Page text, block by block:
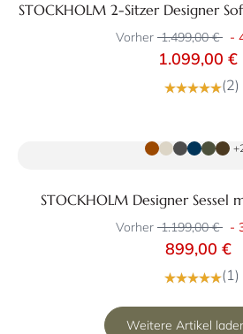
STOCKHOLM 2-Sitzer Designer
Vorher 1.499,00 € -
1.099,00 €
(2)
STOCKHOLM Designer Sessel
Vorher 1.199,00 € -
899,00 €
(1)
Weitere Artikel